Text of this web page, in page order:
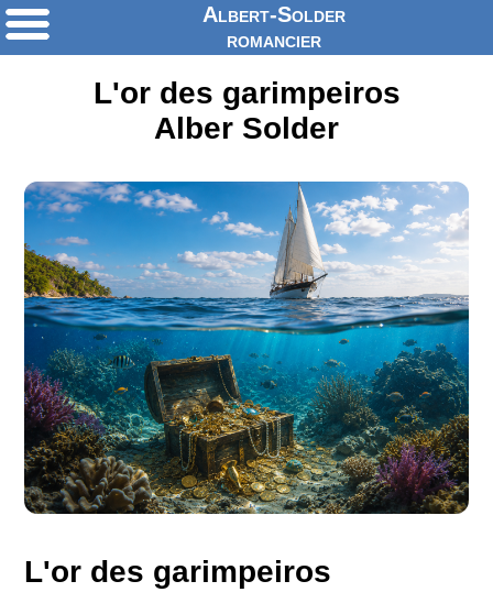
Albert-Solder
romancier
L'or des garimpeiros
Alber Solder
L'or des garimpeiros